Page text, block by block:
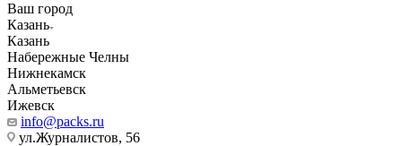
Ваш город
Казань
Казань
Набережные Челны
Нижнекамск
Альметьевск
Ижевск
info@packs.ru
ул.Журналистов, 56